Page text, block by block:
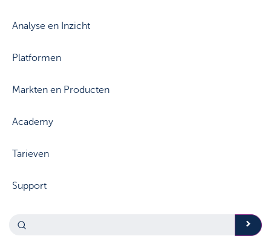
Analyse en Inzicht
Platformen
Markten en Producten
Academy
Tarieven
Support